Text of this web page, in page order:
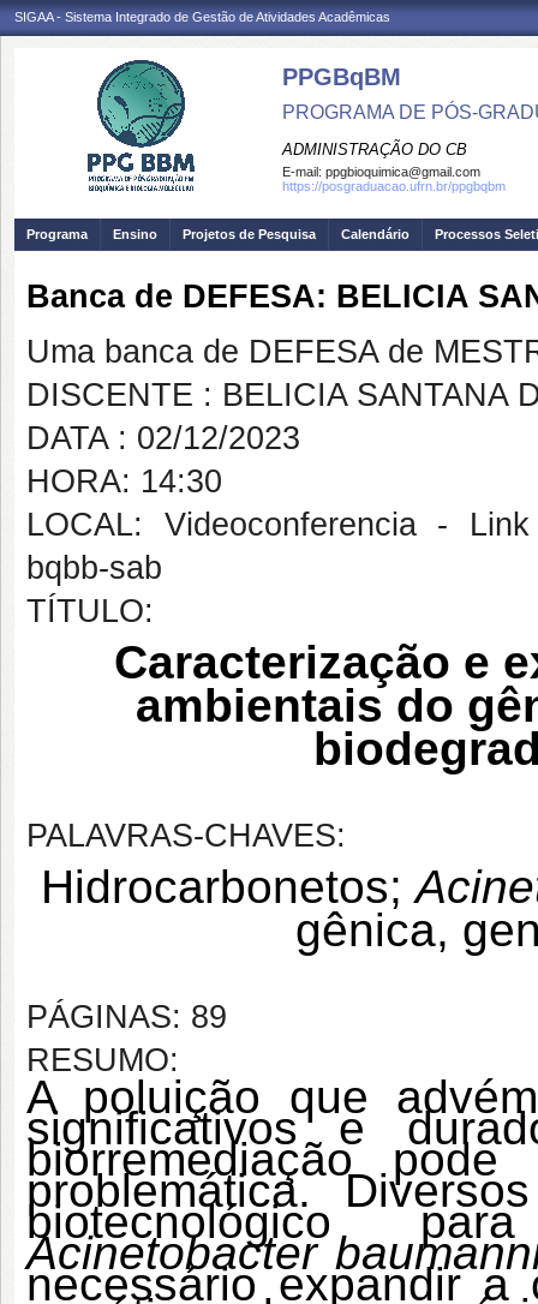
SIGAA - Sistema Integrado de Gestão de Atividades Acadêmicas
PPGBqBM
PROGRAMA DE PÓS-
ADMINISTRAÇÃO DO CB
E-mail: ppgbioquimica@gmail.com
https://posgraduacao.ufrn.br/ppgbqbm
Programa Ensino Projetos de Pesquisa Calendário Processos
Banca de DEFESA: BELICIA
Uma banca de DEFESA de
DISCENTE : BELICIA SANTANA
DATA : 02/12/2023
HORA: 14:30
LOCAL: Videoconferencia -
bqbb-sab
TÍTULO:
Caracterização e
ambientais do
PALAVRAS-CHAVES:
Hidrocarbonetos;
gênica,
PÁGINAS: 89
RESUMO:
A poluição que
significativos e
biorremediação
problemática.
biotecnológico
Acinetobacter
necessário expandir a